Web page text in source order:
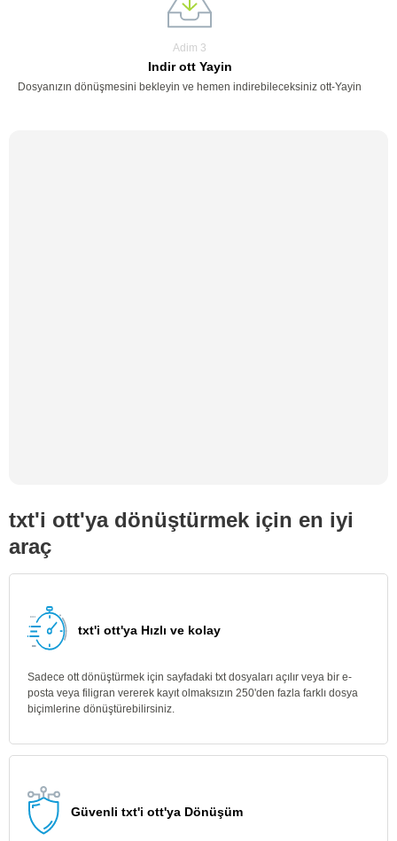
Adim 3
Indir ott Yayin
Dosyanızın dönüşmesini bekleyin ve hemen indirebileceksiniz ott-Yayin
txt'i ott'ya dönüştürmek için en iyi
araç
txt'i ott'ya Hızlı ve kolay
Sadece ott dönüştürmek için sayfadaki txt dosyaları açılır veya bir e-
posta veya filigran vererek kayıt olmaksızın 250'den fazla farklı dosya
biçimlerine dönüştürebilirsiniz.
Güvenli txt'i ott'ya Dönüşüm